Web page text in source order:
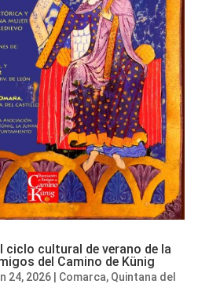
ciclo cultural de verano de la
del Camino de Künig
24, 2026| Comarca, Quintana del